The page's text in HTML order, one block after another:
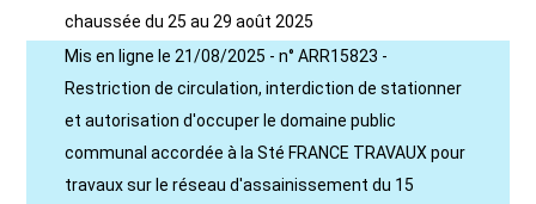
chaussée du 25 au 29 août 2025
Mis en ligne le 21/08/2025 - n° ARR15823 -
Restriction de circulation, interdiction de stationner
et autorisation d'occuper le domaine public
communal accordée à la Sté FRANCE TRAVAUX pour
travaux sur le réseau d'assainissement du 15